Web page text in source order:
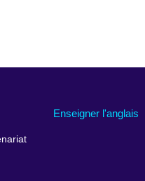
Enseigner l'anglais